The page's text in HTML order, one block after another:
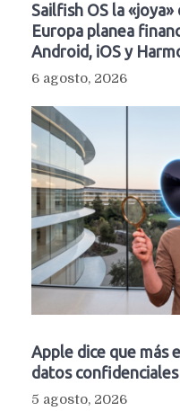
Sailfish OS la
Europa planea
Android, iOS y
6 agosto, 2026
Apple dice que más
datos
5 agosto, 2026